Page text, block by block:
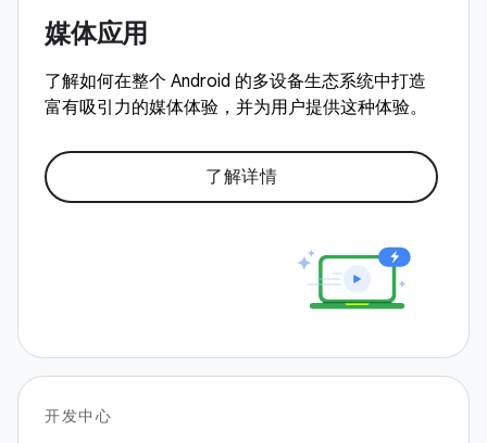
媒体应用
了解如何在整个 Android 的多设备生态系统中打造
富有吸引力的媒体体验，并为用户提供这种体验。
了解详情
开发中心